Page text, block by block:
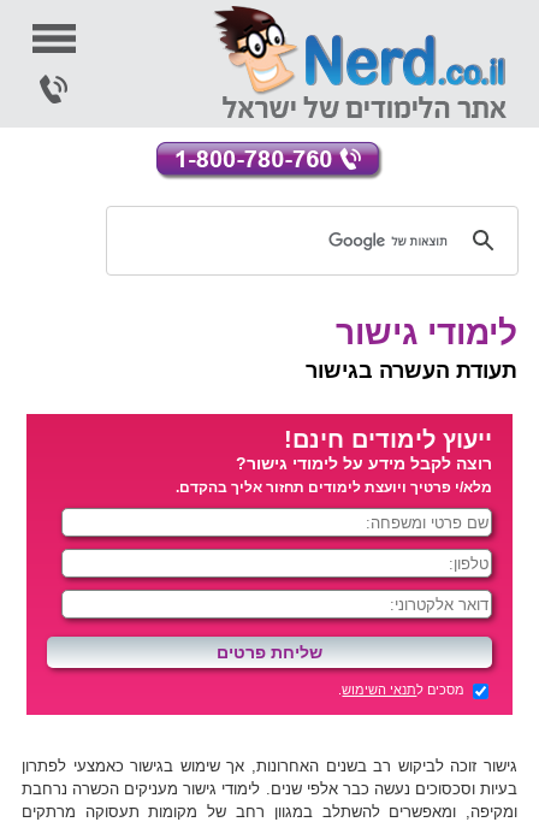
לימודי גישור
תעודת העשרה בגישור
ייעוץ לימודים חינם!
רוצה לקבל מידע על לימודי גישור?
מלא/י פרטיך ויועצת לימודים תחזור אליך בהקדם.
מסכים לתנאי השימוש.
גישור זוכה לביקוש רב בשנים האחרונות, אך שימוש בגישור כאמצעי לפתרון
בעיות וסכסוכים נעשה כבר אלפי שנים. לימודי גישור מעניקים הכשרה נרחבת
ומקיפה, ומאפשרים להשתלב במגוון רחב של מקומות תעסוקה מרתקים